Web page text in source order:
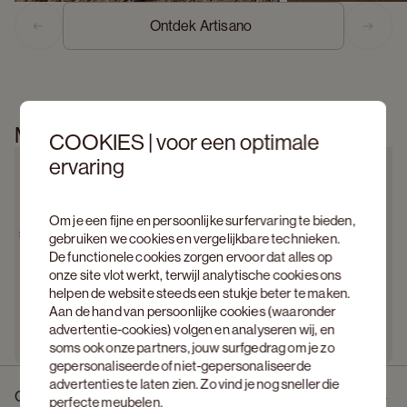
COOKIES | voor een optimale
ervaring
Om je een fijne en persoonlijke surfervaring te bieden,
gebruiken we cookies en vergelijkbare technieken.
De functionele cookies zorgen ervoor dat alles op
onze site vlot werkt, terwijl analytische cookies ons
helpen de website steeds een stukje beter te maken.
Aan de hand van persoonlijke cookies (waaronder
advertentie-cookies) volgen en analyseren wij, en
soms ook onze partners, jouw surfgedrag om je zo
gepersonaliseerde of niet-gepersonaliseerde
advertenties te laten zien. Zo vind je nog sneller die
perfecte meubelen.
Ontdek Artisano
Meer informatie
Omschrijving